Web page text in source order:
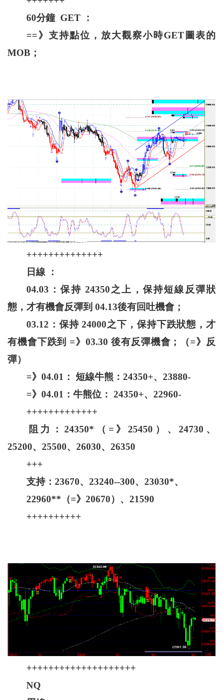
60分鐘 GET ：
==》支持點位，放大觀察小時GET圖表的
MOB；
++++++++++++++
日線 ：
04.03：保持 24350之上，保持短線反彈狀
態，才有機會反彈到 04.13後有回吐機會；
03.12：保持 24000之下，保持下跌狀態，才
有機會下跌到 =》03.30 後有反彈機會；（=》反
彈）
=》04.01： 短線牛熊：24350+、23880-
=》04.01：牛熊位： 24350+、22960-
+++++++++++++
阻力：24350*（=》25450）、24730、
25200、25500、26030、26350
+++
支持：23670、23240--300、23030*、
22960**（=》20670）、21590
++++++++++
++++++++++++++++++++
NQ